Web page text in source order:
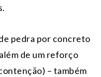
pedra por concreto
de um reforço
– também